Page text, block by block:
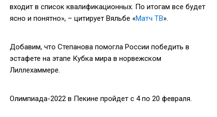
входит в список квалификационных. По итогам все будет
ясно и понятно», – цитирует Вяльбе «Матч ТВ».
Добавим, что Степанова помогла России победить в
эстафете на этапе Кубка мира в норвежском
Лиллехаммере.
Олимпиада-2022 в Пекине пройдет с 4 по 20 февраля.